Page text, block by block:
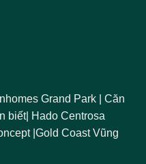
Grand Park
Căn
biết| Hado Centrosa
Gold Coast Vũng